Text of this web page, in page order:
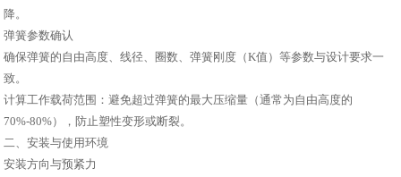
降。
弹簧参数确认
确保弹簧的自由高度、线径、圈数、弹簧刚度（K值）等参数与设计要求一
致。
计算工作载荷范围：避免超过弹簧的最大压缩量（通常为自由高度的
70%-80%），防止塑性变形或断裂。
二、安装与使用环境
安装方向与预紧力